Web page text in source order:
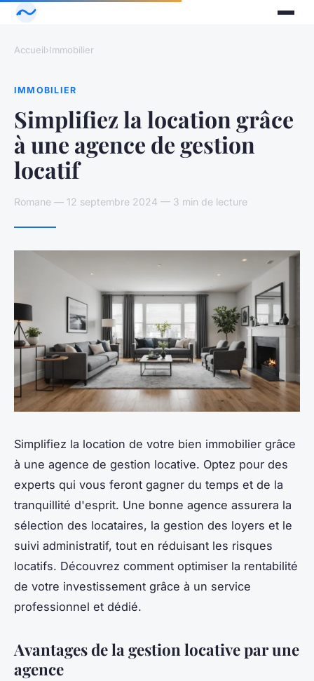
Accueil›Immobilier
IMMOBILIER
Simplifiez la location grâce
à une agence de gestion
locatif
Romane — 12 septembre 2024 — 3 min de lecture
Simplifiez la location de votre bien immobilier grâce
à une agence de gestion locative. Optez pour des
experts qui vous feront gagner du temps et de la
tranquillité d'esprit. Une bonne agence assurera la
sélection des locataires, la gestion des loyers et le
suivi administratif, tout en réduisant les risques
locatifs. Découvrez comment optimiser la rentabilité
de votre investissement grâce à un service
professionnel et dédié.
Avantages de la gestion locative par une
agence